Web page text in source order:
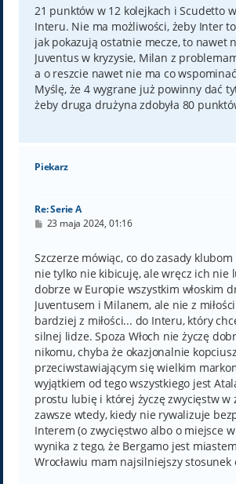
t
21 punktów w 12 kolejkach i Scudetto
Interu. Nie ma możliwości, żeby Inter
jak pokazują ostatnie mecze, to nawet
Juventus w kryzysie, Milan z
a o reszcie nawet nie ma co
Myślę, że 4 wygrane już powinny dać
żeby druga drużyna zdobyła 80
Piekarz
Re: Serie A
P
t
23 maja 2024, 01:16
Szczerze mówiąc, co do zasady
nie tylko nie kibicuję, ale wręcz ich nie
dobrze w Europie wszystkim włoskim
Juventusem i Milanem, ale nie z
bardziej z miłości... do Interu, który
silnej lidze. Spoza Włoch nie życzę
nikomu, chyba że okazjonalnie
przeciwstawiającym się wielkim
wyjątkiem od tego wszystkiego jest
prostu lubię i której życzę zwycięstw w
zawsze wtedy, kiedy nie rywalizuje
Interem (o zwycięstwo albo o miejsce
wynika z tego, że Bergamo jest
Wrocławiu mam najsilniejszy stosunek